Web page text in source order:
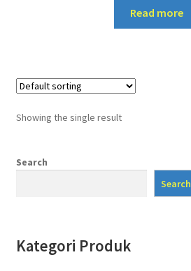
Read more
Showing the single result
Search
Search
Kategori Produk